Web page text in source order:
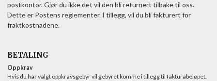
postkontor. Gjør du ikke det vil den bli returnert tilbake til oss.
Dette er Postens reglementer. I tillegg, vil du bli fakturert for
fraktkostnadene.
BETALING
Oppkrav
Hvis du har valgt oppkravsgebyr vil gebyret komme i tillegg til fakturabeløpet.